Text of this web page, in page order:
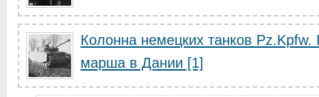
Колонна немецких танков Pz.Kpfw.
марша в Дании [1]